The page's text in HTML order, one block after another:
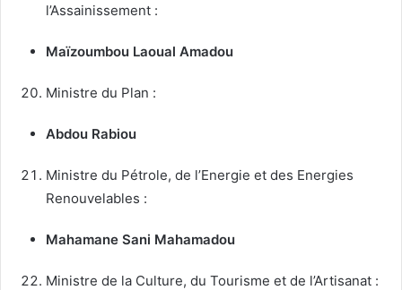
l’Assainissement :
Maïzoumbou Laoual Amadou
Ministre du Plan :
Abdou Rabiou
Ministre du Pétrole, de l’Energie et des Energies
Renouvelables :
Mahamane Sani Mahamadou
Ministre de la Culture, du Tourisme et de l’Artisanat :